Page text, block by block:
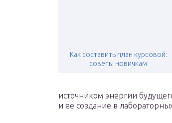
Как составить план курсовой:
советы новичкам
источником энергии
и ее создание в